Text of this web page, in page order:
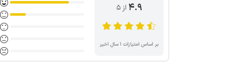
4.9 از ۵
بر اساس امتیازات ۱ سال اخیر